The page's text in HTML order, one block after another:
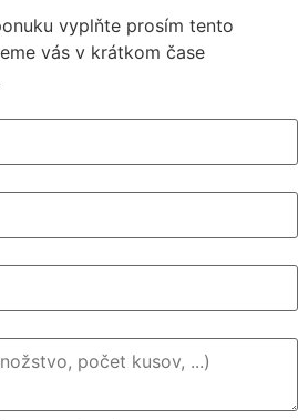
vyplňte prosím tento
vás v krátkom čase